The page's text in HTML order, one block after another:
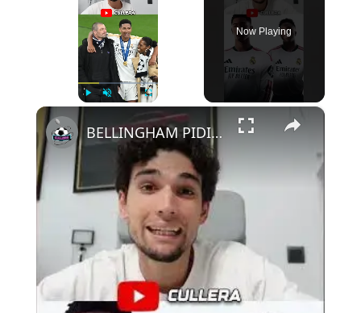
Fullscreen
Now Playing
×
BELLINGHAM PIDIÓ SALIR